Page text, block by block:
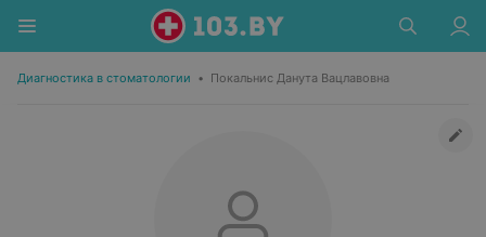
Диагностика в стоматологии • Покальнис Данута Вацлавовна